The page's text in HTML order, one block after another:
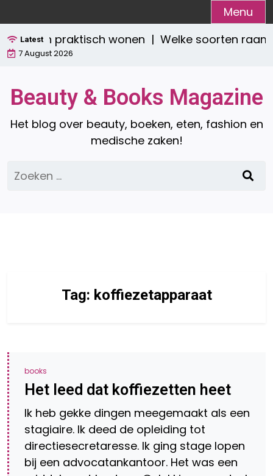
naar
de
inhoud
Menu
Latestén praktisch wonen | Welke soorten
7 August 2026
Beauty & Books Magazine
Het blog over beauty, boeken, eten, fashion en
medische zaken!
Zoeken
naar:
Tag: koffiezetapparaat
books
Het leed dat koffiezetten heet
Ik heb gekke dingen meegemaakt als een
stagiaire. Ik deed de opleiding tot
directiesecretaresse. Ik ging stage lopen
bij een advocatankantoor. Het was een